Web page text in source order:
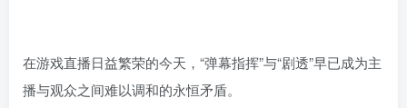
在游戏直播日益繁荣的今天，“弹幕指挥”与“剧透”早已成为主
播与观众之间难以调和的永恒矛盾。